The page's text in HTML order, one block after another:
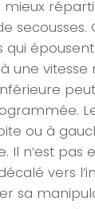
secousses.
qui
une
ou à
Il n’est pas
vers
sa